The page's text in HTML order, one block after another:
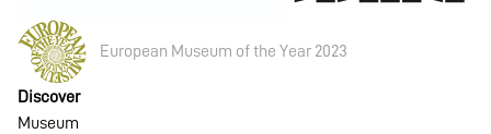
European Museum of the Year 2023
Discover
Museum